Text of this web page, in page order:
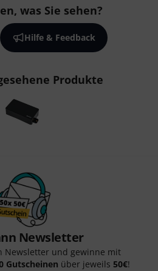
was Sie sehen?
Hilfe & Feedback
Produkte
Newsletter
Newsletter und gewinne mit
Gutscheinen über jeweils 50€!